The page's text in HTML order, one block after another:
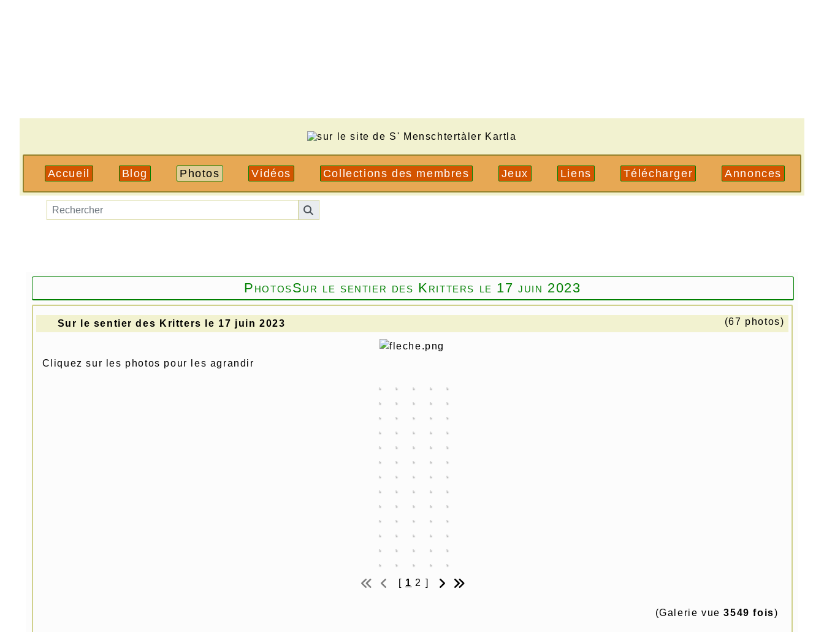
Accueil Blog Photos Vidéos Collections des membres Jeux Liens Télécharger Annonces
PhotosSur le sentier des Kritters le 17 juin 2023
Sur le sentier des Kritters le 17 juin 2023 (67 photos)
Cliquez sur les photos pour les agrandir
[ 1 2 ]
(Galerie vue3549 fois)